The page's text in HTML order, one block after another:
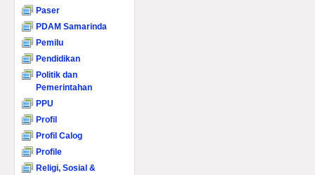
Paser
PDAM Samarinda
Pemilu
Pendidikan
Politik dan
Pemerintahan
PPU
Profil
Profil Calog
Profile
Religi, Sosial &